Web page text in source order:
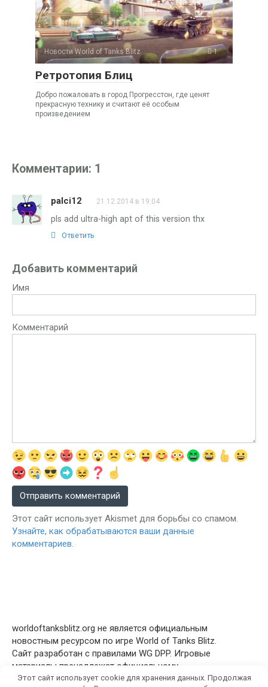
Новости World of Tanks Blitz 1
Ретротопия Блиц
Добро пожаловать в город Прогресстон, где ценят
прекрасную технику и считают её особым
произведением
Комментарии: 1
palci12 21.12.2014 в 19:04
pls add ultra-high apt of this version thx
Ответить
Добавить комментарий
Имя
Комментарий
Этот сайт использует Akismet для борьбы со спамом.
Узнайте, как обрабатываются ваши данные
комментариев.
worldoftanksblitz.org не является официальным
новостным ресурсом по игре World of Tanks Blitz.
Сайт разработан с правилами WG DPP. Игровые
материалы пренадлежат официальному
правообладателю © Wargaming.net
Этот сайт использует cookie для хранения данных. Продолжая